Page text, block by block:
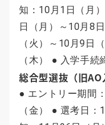
知：10月1日（月
日（月）～10月8
（火）～10月9日
（木） ● 入学手続
総合型選抜（旧
● エントリー期間
（金） ● 選考日